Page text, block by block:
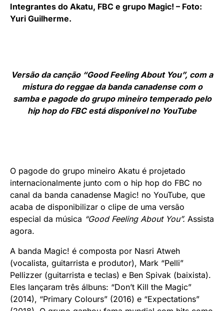
Integrantes do Akatu, FBC e grupo Magic! – Foto:
Yuri Guilherme.
Versão da canção “Good Feeling About You”, com a
mistura do reggae da banda canadense com o
samba e pagode do grupo mineiro temperado pelo
hip hop do FBC está disponível no YouTube
O pagode do grupo mineiro Akatu é projetado
internacionalmente junto com o hip hop do FBC no
canal da banda canadense Magic! no YouTube, que
acaba de disponibilizar o clipe de uma versão
especial da música “Good Feeling About You”. Assista
agora.
A banda Magic! é composta por Nasri Atweh
(vocalista, guitarrista e produtor), Mark “Pelli”
Pellizzer (guitarrista e teclas) e Ben Spivak (baixista).
Eles lançaram três álbuns: “Don’t Kill the Magic”
(2014), “Primary Colours” (2016) e “Expectations”